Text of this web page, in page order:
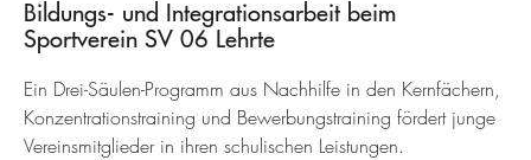
Bildungs- und Integrationsarbeit beim
Sportverein SV 06 Lehrte
Ein Drei-Säulen-Programm aus Nachhilfe in den Kernfächern,
Konzentrationstraining und Bewerbungstraining fördert junge
Vereinsmitglieder in ihren schulischen Leistungen.